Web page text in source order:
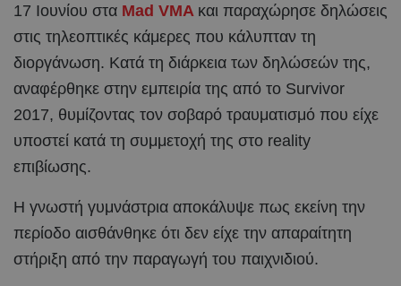
17 Ιουνίου στα Mad VMA και παραχώρησε δηλώσεις
στις τηλεοπτικές κάμερες που κάλυπταν τη
διοργάνωση. Κατά τη διάρκεια των δηλώσεών της,
αναφέρθηκε στην εμπειρία της από το Survivor
2017, θυμίζοντας τον σοβαρό τραυματισμό που είχε
υποστεί κατά τη συμμετοχή της στο reality
επιβίωσης.
Η γνωστή γυμνάστρια αποκάλυψε πως εκείνη την
περίοδο αισθάνθηκε ότι δεν είχε την απαραίτητη
στήριξη από την παραγωγή του παιχνιδιού.